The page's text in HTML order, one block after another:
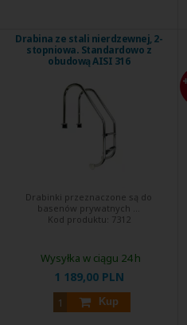
Drabina ze stali nierdzewnej, 2-
stopniowa. Standardowo z
obudową AISI 316
Drabinki przeznaczone są do
basenów prywatnych ...
Kod produktu: 7312
1 189,00 PLN
Kup
Wysyłka w ciągu 24 h